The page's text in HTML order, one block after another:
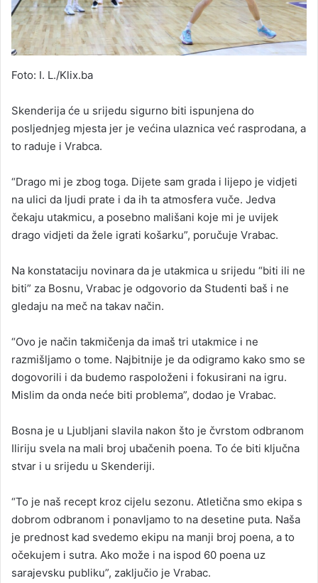
Foto: I. L./Klix.ba
Skenderija će u srijedu sigurno biti ispunjena do
posljednjeg mjesta jer je većina ulaznica već rasprodana, a
to raduje i Vrabca.
“Drago mi je zbog toga. Dijete sam grada i lijepo je vidjeti
na ulici da ljudi prate i da ih ta atmosfera vuče. Jedva
čekaju utakmicu, a posebno mališani koje mi je uvijek
drago vidjeti da žele igrati košarku”, poručuje Vrabac.
Na konstataciju novinara da je utakmica u srijedu “biti ili ne
biti” za Bosnu, Vrabac je odgovorio da Studenti baš i ne
gledaju na meč na takav način.
“Ovo je način takmičenja da imaš tri utakmice i ne
razmišljamo o tome. Najbitnije je da odigramo kako smo se
dogovorili i da budemo raspoloženi i fokusirani na igru.
Mislim da onda neće biti problema”, dodao je Vrabac.
Bosna je u Ljubljani slavila nakon što je čvrstom odbranom
Iliriju svela na mali broj ubačenih poena. To će biti ključna
stvar i u srijedu u Skenderiji.
“To je naš recept kroz cijelu sezonu. Atletična smo ekipa s
dobrom odbranom i ponavljamo to na desetine puta. Naša
je prednost kad svedemo ekipu na manji broj poena, a to
očekujem i sutra. Ako može i na ispod 60 poena uz
sarajevsku publiku”, zaključio je Vrabac.